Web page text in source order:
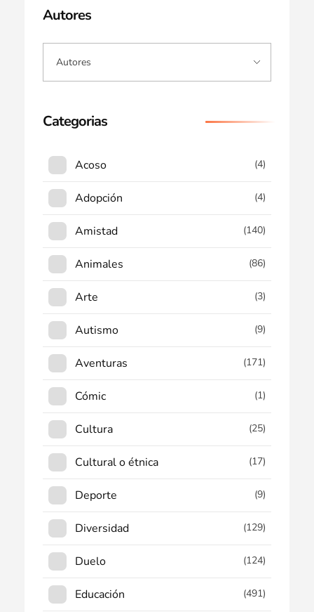
Autores
Categorias
Acoso (4)
Adopción (4)
Amistad (140)
Animales (86)
Arte (3)
Autismo (9)
Aventuras (171)
Cómic (1)
Cultura (25)
Cultural o étnica (17)
Deporte (9)
Diversidad (129)
Duelo (124)
Educación (491)